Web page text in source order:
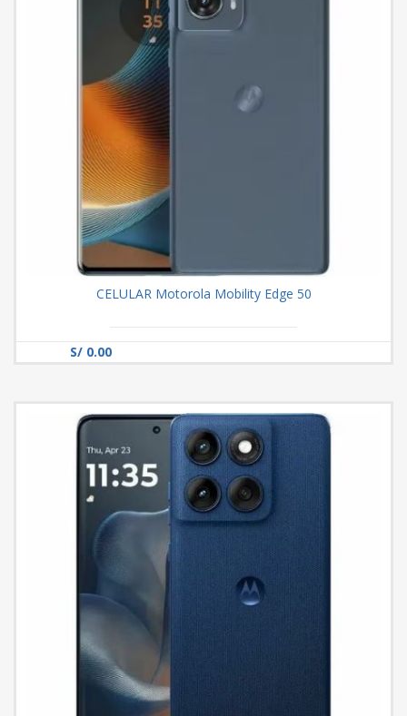
CELULAR Motorola Mobility Edge 50
S/ 0.00